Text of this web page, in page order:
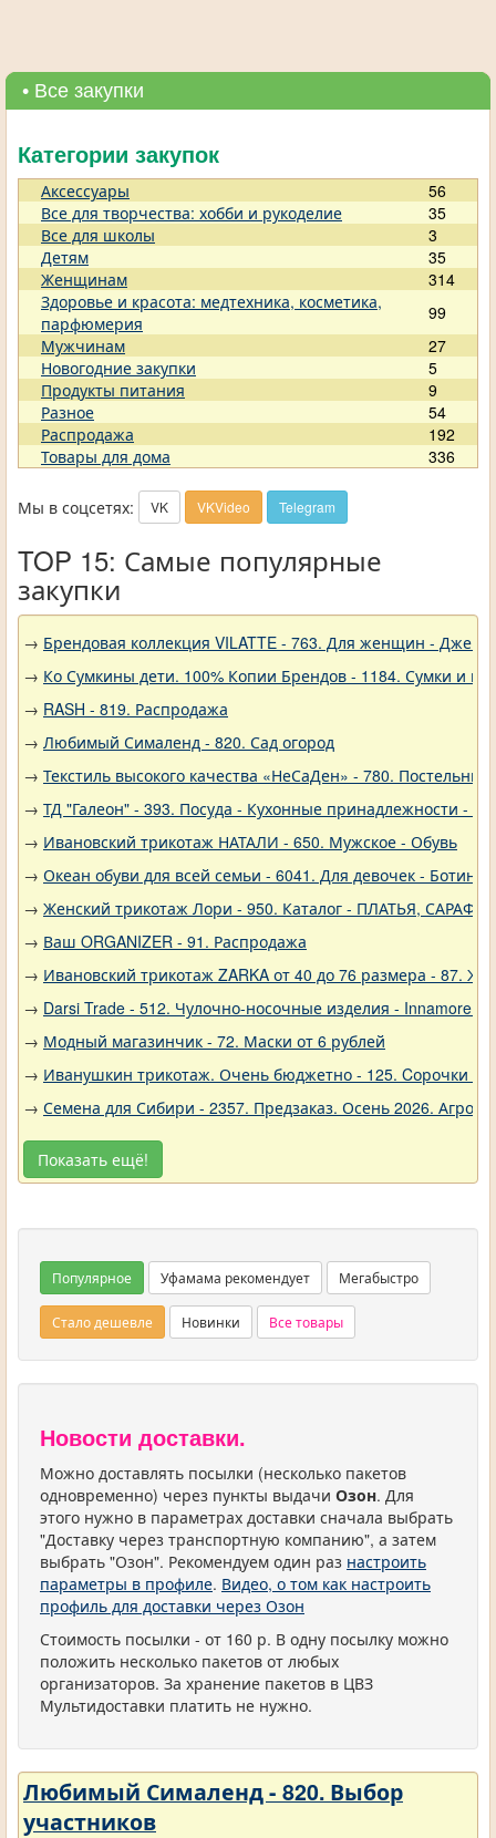
• Все закупки
Категории закупок
Аксессуары
56
Все для творчества: хобби и рукоделие
35
Все для школы
3
Детям
35
Женщинам
314
Здоровье и красота: медтехника, косметика,
парфюмерия
99
Мужчинам
27
Новогодние закупки
5
Продукты питания
9
Разное
54
Распродажа
192
Товары для дома
336
Мы в соцсетях: VK VKVideo Telegram
TOP 15: Самые популярные
закупки
→ Брендовая коллекция VILATTE - 763. Для женщин -
→ Ко Сумкины дети. 100% Копии Брендов - 1184. Сумки и
→ RASH - 819. Распродажа
→ Любимый Сималенд - 820. Сад огород
→ Текстиль высокого качества «НеСаДен» - 780.
→ ТД "Галеон" - 393. Посуда - Кухонные принадлежности -
→ Ивановский трикотаж НАТАЛИ - 650. Мужское - Обувь
→ Океан обуви для всей семьи - 6041. Для девочек - Ботинки
→ Женский трикотаж Лори - 950. Каталог - ПЛАТЬЯ,
→ Ваш ORGANIZER - 91. Распродажа
→ Ивановский трикотаж ZARKA от 40 до 76 размера - 87.
→ Darsi Trade - 512. Чулочно-носочные изделия - Innamore
→ Модный магазинчик - 72. Маски от 6 рублей
→ Иванушкин трикотаж. Очень бюджетно - 125. Cорочки
→ Семена для Сибири - 2357. Предзаказ. Осень 2026.
Показать ещё!
Популярное Уфамама рекомендует Мегабыстро
Стало дешевле Новинки Все товары
Новости доставки.
Можно доставлять посылки (несколько пакетов
одновременно) через пункты выдачи Озон. Для
этого нужно в параметрах доставки сначала выбрать
"Доставку через транспортную компанию", а затем
выбрать "Озон". Рекомендуем один раз настроить
параметры в профиле. Видео, о том как настроить
профиль для доставки через Озон
Стоимость посылки - от 160 р. В одну посылку можно
положить несколько пакетов от любых
организаторов. За хранение пакетов в ЦВЗ
Мультидоставки платить не нужно.
Любимый Сималенд - 820. Выбор
участников